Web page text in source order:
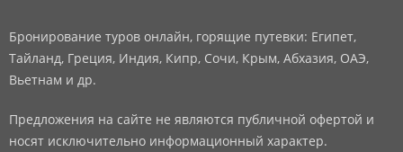
Бронирование туров онлайн, горящие путевки: Египет,
Тайланд, Греция, Индия, Кипр, Сочи, Крым, Абхазия, ОАЭ,
Вьетнам и др.
Предложения на сайте не являются публичной офертой и
носят исключительно информационный характер.